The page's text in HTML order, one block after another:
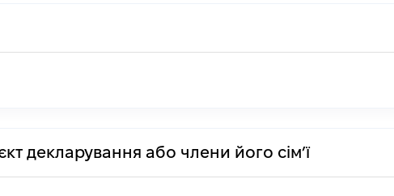
декларування або члени його сім’ї